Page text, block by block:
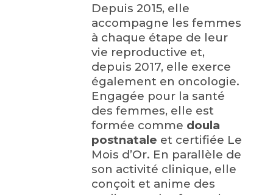
Depuis 2015, elle
accompagne les femmes
à chaque étape de leur
vie reproductive et,
depuis 2017, elle exerce
également en oncologie.
Engagée pour la santé
des femmes, elle est
formée comme doula
postnatale et certifiée Le
Mois d’Or. En parallèle de
son activité clinique, elle
conçoit et anime des